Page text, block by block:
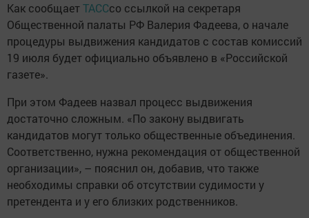
Как сообщаетТАССсо ссылкой на секретаря
Общественной палаты РФ Валерия Фадеева, о начале
процедуры выдвижения кандидатов с состав комиссий
19 июля будет официально объявлено в «Российской
газете».
При этом Фадеев назвал процесс выдвижения
достаточно сложным. «По закону выдвигать
кандидатов могут только общественные объединения.
Соответственно, нужна рекомендация от общественной
организации», – пояснил он, добавив, что также
необходимы справки об отсутствии судимости у
претендента и у его близких родственников.